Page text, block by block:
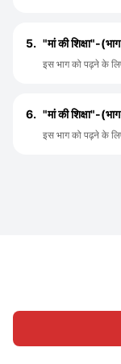
5. "मां की शिक्षा"-
इस भाग को पढ़ने के
6. "मां की शिक्षा"-
इस भाग को पढ़ने के
होम श्रेणी